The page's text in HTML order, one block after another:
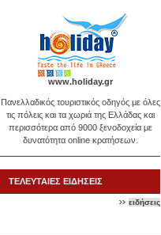
www.holiday.gr
Πανελλαδικός τουριστικός οδηγός με όλες
τις πόλεις και τα χωριά της Ελλάδας και
περισσότερα από 9000 ξενοδοχεία με
δυνατότητα online κρατήσεων.
ΤΕΛΕΥΤΑΙΕΣ ΕΙΔΗΣΕΙΣ
ειδήσεις